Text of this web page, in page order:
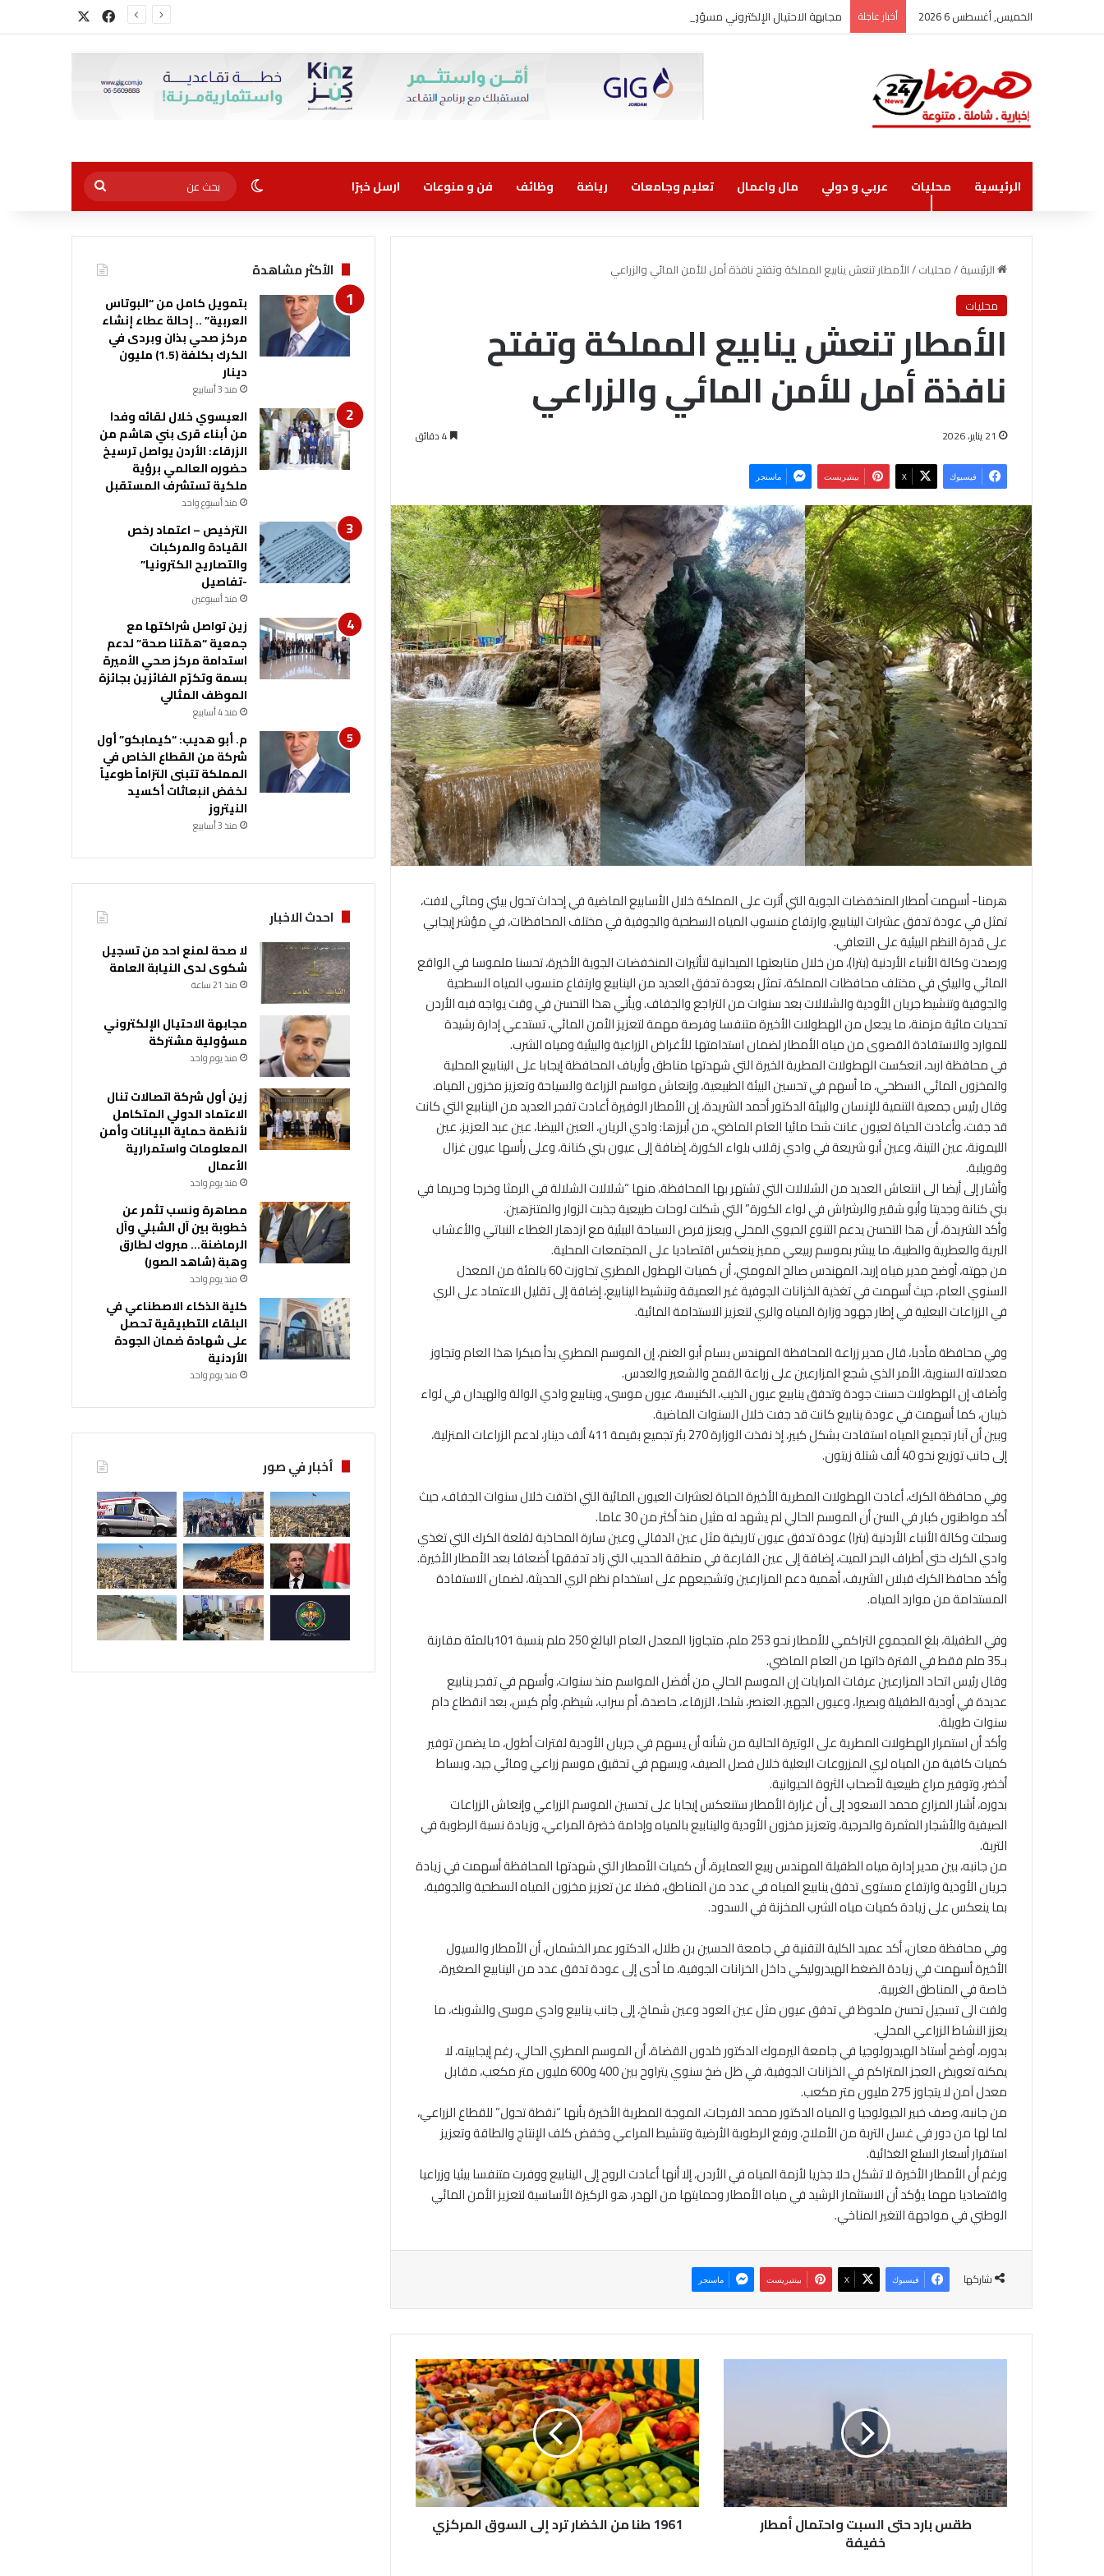
الخميس, أغسطس 6 2026 أخبار عاجلة مجابهة الاحتيال الإلكتروني مسؤولية مشتركة فيسبوك
الرئيسية محليات عربي و دولي مال واعمال تعليم وجامعات رياضة وظائف فن و منوعات ارسل خبرًا الوضع المظلم
بحث
عن
الرئيسية/محليات/الأمطار تنعش ينابيع المملكة وتفتح نافذة أمل للأمن المائي والزراعي
محليات
الأمطار تنعش ينابيع المملكة وتفتح
نافذة أمل للأمن المائي والزراعي
21 يناير، 2026
فيسبوك ‫X بينتيريست ماسنجر
هرمنا- أسهمت أمطار المنخفضات الجوية التي أثرت على المملكة خلال الأسابيع الماضية في إحداث تحول بيئي ومائي لافت،
تمثل في عودة تدفق عشرات الينابيع، وارتفاع منسوب المياه السطحية والجوفية في مختلف المحافظات، في مؤشر إيجابي
على قدرة النظم البيئية على التعافي.
ورصدت وكالة الأنباء الأردنية (بترا)، من خلال متابعتها الميدانية لتأثيرات المنخفضات الجوية الأخيرة، تحسنا ملموسا في الواقع
المائي والبيئي في مختلف محافظات المملكة، تمثل بعودة تدفق العديد من الينابيع وارتفاع منسوب المياه السطحية
والجوفية وتنشيط جريان الأودية والشلالات بعد سنوات من التراجع والجفاف. ويأتي هذا التحسن في وقت يواجه فيه الأردن
تحديات مائية مزمنة، ما يجعل من الهطولات الأخيرة متنفسا وفرصة مهمة لتعزيز الأمن المائي، تستدعي إدارة رشيدة
للموارد والاستفادة القصوى من مياه الأمطار لضمان استدامتها للأغراض الزراعية والبيئية ومياه الشرب.
في محافظة اربد، انعكست الهطولات المطرية الخيرة التي شهدتها مناطق وأرياف المحافظة إيجابا على الينابيع المحلية
والمخزون المائي السطحي، ما أسهم في تحسين البيئة الطبيعية، وإنعاش مواسم الزراعة والسياحة وتعزيز مخزون المياه.
وقال رئيس جمعية التنمية للإنسان والبيئة الدكتور أحمد الشريدة، إن الأمطار الوفيرة أعادت تفجر العديد من الينابيع التي كانت
قد جفت، وأعادت الحياة لعيون عانت شحا مائيا العام الماضي، من أبرزها: وادي الريان، العين البيضا، عين عبد العزيز، عين
الليمونة، عين التينة، وعين أبو شريعة في وادي زقلاب بلواء الكورة، إضافة إلى عيون بني كنانة، وعلى رأسها عيون غزال
وقويلبة.
وأشار إلى أيضا الى انتعاش العديد من الشلالات التي تشتهر بها المحافظة، منها “شلالات الشلالة في الرمثا وخرجا وحريما في
بني كنانة وجديتا وأبو شقير والرشراش في لواء الكورة” التي شكلت لوحات طبيعية جذبت الزوار والمتنزهين.
وأكد الشريدة، أن هذا التحسن يدعم التنوع الحيوي المحلي ويعزز فرص السياحة البيئية مع ازدهار الغطاء النباتي والأعشاب
البرية والعطرية والطبية، ما يبشر بموسم ربيعي مميز ينعكس اقتصاديا على المجتمعات المحلية.
من جهته، أوضح مدير مياه إربد، المهندس صالح المومني، أن كميات الهطول المطري تجاوزت 60 بالمئة من المعدل
السنوي العام، حيث أسهمت في تغذية الخزانات الجوفية غير العميقة وتنشيط الينابيع، إضافة إلى تقليل الاعتماد على الري
في الزراعات البعلية في إطار جهود وزارة المياه والري لتعزيز الاستدامة المائية.
وفي محافظة مأدبا، قال مدير زراعة المحافظة المهندس بسام أبو الغنم، إن الموسم المطري بدأ مبكرا هذا العام وتجاوز
معدلاته السنوية، الأمر الذي شجع المزارعين على زراعة القمح والشعير والعدس.
وأضاف إن الهطولات حسنت جودة وتدفق ينابيع عيون الذيب، الكنيسة، عيون موسى، وينابيع وادي الوالة والهيدان في لواء
ذيبان، كما أسهمت في عودة ينابيع كانت قد جفت خلال السنوات الماضية.
وبين أن آبار تجميع المياه استفادت بشكل كبير، إذ نفذت الوزارة 270 بئر تجميع بقيمة 411 ألف دينار، لدعم الزراعات المنزلية،
إلى جانب توزيع نحو 40 ألف شتلة زيتون.
وفي محافظة الكرك، أعادت الهطولات المطرية الأخيرة الحياة لعشرات العيون المائية التي اختفت خلال سنوات الجفاف، حيث
أكد مواطنون كبار في السن أن الموسم الحالي لم يشهد له مثيل منذ أكثر من 30 عاما.
وسجلت وكالة الأنباء الأردنية (بترا) عودة تدفق عيون تاريخية مثل عين الدفالي وعين سارة المحاذية لقلعة الكرك التي تغذي
وادي الكرك حتى أطراف البحر الميت، إضافة إلى عين الفارعة في منطقة الحديب التي زاد تدفقها أضعافا بعد الأمطار الأخيرة.
وأكد محافظ الكرك قبلان الشريف، أهمية دعم المزارعين وتشجيعهم على استخدام نظم الري الحديثة، لضمان الاستفادة
المستدامة من موارد المياه.
وفي الطفيلة، بلغ المجموع التراكمي للأمطار نحو 253 ملم، متجاوزا المعدل العام البالغ 250 ملم بنسبة 101بالمئة مقارنة
بـ35 ملم فقط في الفترة ذاتها من العام الماضي.
وقال رئيس اتحاد المزارعين عرفات المرايات إن الموسم الحالي من أفضل المواسم منذ سنوات، وأسهم في تفجر ينابيع
عديدة في أودية الطفيلة وبصيرا، وعيون الجهير، العنصر، شلحا، الزرقاء، حاصدة، أم سراب، شيظم، وأم كيس، بعد انقطاع دام
سنوات طويلة.
وأكد أن استمرار الهطولات المطرية على الوتيرة الحالية من شأنه أن يسهم في جريان الأودية لفترات أطول، ما يضمن توفير
كميات كافية من المياه لري المزروعات البعلية خلال فصل الصيف، ويسهم في تحقيق موسم زراعي ومائي جيد، وبساط
أخضر، وتوفير مراع طبيعية لأصحاب الثروة الحيوانية.
بدوره، أشار المزارع محمد السعود إلى أن غزارة الأمطار ستنعكس إيجابا على تحسين الموسم الزراعي وإنعاش الزراعات
الصيفية والأشجار المثمرة والحرجية، وتعزيز مخزون الأودية والينابيع بالمياه وإدامة خضرة المراعي، وزيادة نسبة الرطوبة في
التربة.
من جانبه، بين مدير إدارة مياه الطفيلة المهندس ربيع العمايرة، أن كميات الأمطار التي شهدتها المحافظة أسهمت في زيادة
جريان الأودية وارتفاع مستوى تدفق ينابيع المياه في عدد من المناطق، فضلا عن تعزيز مخزون المياه السطحية والجوفية،
بما ينعكس على زيادة كميات مياه الشرب المخزنة في السدود.
وفي محافظة معان، أكد عميد الكلية التقنية في جامعة الحسين بن طلال، الدكتور عمر الخشمان، أن الأمطار والسيول
الأخيرة أسهمت في زيادة الضغط الهيدروليكي داخل الخزانات الجوفية، ما أدى إلى عودة تدفق عدد من الينابيع الصغيرة،
خاصة في المناطق الغربية.
ولفت الى تسجيل تحسن ملحوظ في تدفق عيون مثل عين العود وعين شماخ، إلى جانب ينابيع وادي موسى والشوبك، ما
يعزز النشاط الزراعي المحلي.
بدوره، أوضح أستاذ الهيدرولوجيا في جامعة اليرموك الدكتور خلدون القضاة، أن الموسم المطري الحالي، رغم إيجابيته، لا
يمكنه تعويض العجز المتراكم في الخزانات الجوفية، في ظل ضخ سنوي يتراوح بين 400 و600 مليون متر مكعب، مقابل
معدل آمن لا يتجاوز 275 مليون متر مكعب.
من جانبه، وصف خبير الجيولوجيا و المياه الدكتور محمد الفرجات، الموجة المطرية الأخيرة بأنها “نقطة تحول” للقطاع الزراعي،
لما لها من دور في غسل التربة من الأملاح، ورفع الرطوبة الأرضية وتنشيط المراعي وخفض كلف الإنتاج والطاقة وتعزيز
استقرار أسعار السلع الغذائية.
ورغم أن الأمطار الأخيرة لا تشكل حلا جذريا لأزمة المياه في الأردن، إلا أنها أعادت الروح إلى الينابيع ووفرت متنفسا بيئيا وزراعيا
واقتصاديا مهما يؤكد أن الاستثمار الرشيد في مياه الأمطار وحمايتها من الهدر، هو الركيزة الأساسية لتعزيز الأمن المائي
الوطني في مواجهة التغير المناخي.
شاركها فيسبوك ‫X بينتيريست ماسنجر
ر
د
ح
ت
طقس بارد حتى السبت واحتمال أمطار
خفيفة
9
6
1
ط
ن
ا
م
ن
1961 طنا من الخضار ترد إلى السوق المركزي
الأكثر مشاهدة
بتمويل كامل من “البوتاس
العربية” .. إحالة عطاء إنشاء
مركز صحي بذان وبردى في
الكرك بكلفة (1.5) مليون
دينار
منذ 3 أسابيع
العيسوي خلال لقائه وفدا
من أبناء قرى بني هاشم من
الزرقاء: الأردن يواصل ترسيخ
حضوره العالمي برؤية
ملكية تستشرف المستقبل
منذ أسبوع واحد
الترخيص – اعتماد رخص
القيادة والمركبات
والتصاريح الكترونيا”
-تفاصيل
منذ أسبوعين
زين تواصل شراكتها مع
جمعية “همّتنا صحة” لدعم
استدامة مركز صحي الأميرة
بسمة وتكرّم الفائزين بجائزة
الموظف المثالي
منذ 4 أسابيع
م. أبو هديب: “كيمابكو” أول
شركة من القطاع الخاص في
المملكة تتبنى التزاماً طوعياً
لخفض انبعاثات أكسيد
النيتروز
منذ 3 أسابيع
احدث الاخبار
لا صحة لمنع احد من تسجيل
شكوى لدى النيابة العامة
منذ 21 ساعة
مجابهة الاحتيال الإلكتروني
مسؤولية مشتركة
منذ يوم واحد
زين أول شركة اتصالات تنال
الاعتماد الدولي المتكامل
لأنظمة حماية البيانات وأمن
المعلومات واستمرارية
الأعمال
منذ يوم واحد
مصاهرة ونسب تثمر عن
خطوبة بين آل الشبلي وآل
الرماضنة… مبروك لطارق
وهبة (شاهد الصور)
منذ يوم واحد
كلية الذكاء الاصطناعي في
البلقاء التطبيقية تحصل
على شهادة ضمان الجودة
الأردنية
منذ يوم واحد
أخبار في صور